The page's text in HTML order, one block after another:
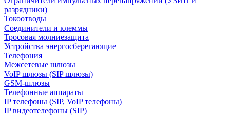
разрядники)
Токоотводы
Соединители и клеммы
Тросовая молниезащита
Устройства энергосберегающие
Телефония
Межсетевые шлюзы
VoIP шлюзы (SIP шлюзы)
GSM-шлюзы
Телефонные аппараты
IP телефоны (SIP, VoIP телефоны)
IP видеотелефоны (SIP)